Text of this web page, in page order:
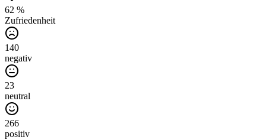
62 %
Zufriedenheit
140
negativ
23
neutral
266
positiv